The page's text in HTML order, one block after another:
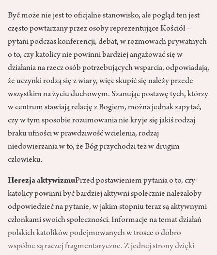
Być może nie jest to oficjalne stanowisko, ale pogląd ten jest
często powtarzany przez osoby reprezentujące Kościół –
pytani podczas konferencji, debat, w rozmowach prywatnych
o to, czy katolicy nie powinni bardziej angażować się w
działania na rzecz osób potrzebujących wsparcia, odpowiadają,
że uczynki rodzą się z wiary, więc skupić się należy przede
wszystkim na życiu duchowym. Szanując postawę tych, którzy
w centrum stawiają relację z Bogiem, można jednak zapytać,
czy w tym sposobie rozumowania nie kryje się jakiś rodzaj
braku ufności w prawdziwość wcielenia, rodzaj
niedowierzania w to, że Bóg przychodzi też w drugim
człowieku.
Herezja aktywizmuPrzed postawieniem pytania o to, czy
katolicy powinni być bardziej aktywni społecznie należałoby
odpowiedzieć na pytanie, w jakim stopniu teraz są aktywnymi
członkami swoich społeczności. Informacje na temat działań
polskich katolików podejmowanych w trosce o dobro
wspólne są raczej fragmentaryczne. Z jednej strony dzięki